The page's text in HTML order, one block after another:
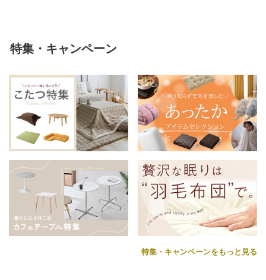
特集・キャンペーン
特集・キャンペーンをもっと見る